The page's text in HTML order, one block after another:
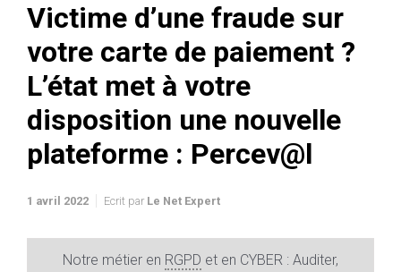
Victime d’une fraude sur
votre carte de paiement ?
L’état met à votre
disposition une nouvelle
plateforme : Percev@l
1 avril 2022 Ecrit par Le Net Expert
Notre métier en RGPD et en CYBER : Auditer,